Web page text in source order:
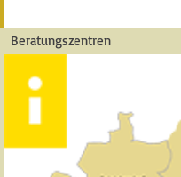
Beratungszentren